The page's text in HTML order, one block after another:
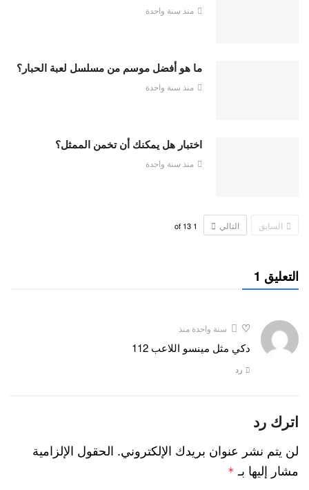
منذ سنة واحدة
ما هو أفضل موسم من مسلسل لعبة الحبار؟
منذ سنة واحدة
اختبار هل يمكنك أن تخمن الممثل؟
منذ سنة واحدة
السابق التالي 1
13
التعليق 1
♡ سنة واحدة منذ
دكي مثل مينسو اللاعب 112
رد
اترك رد
لن يتم نشر عنوان بريدك الإلكتروني. الحقول الإلزامية
مشار إليها بـ *